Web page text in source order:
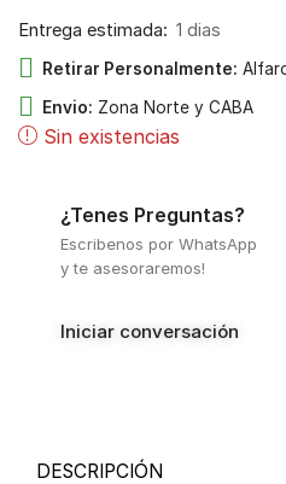
Entrega estimada: 1 dias
Retirar Personalmente:
Envio: Zona Norte y CABA
Sin existencias
¿Tenes Preguntas?
Escribenos por WhatsApp
y te asesoraremos!
Iniciar conversación
DESCRIPCIÓN